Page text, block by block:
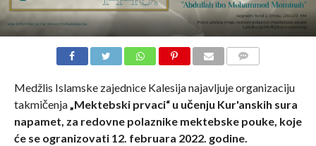
Medžlis Islamske zajednice Kalesija najavljuje organizaciju
takmičenja„Mektebski prvaci“ u učenju Kur'anskih sura
napamet, za redovne polaznike mektebske pouke, koje
će se ogranizovati 12. februara 2022. godine.